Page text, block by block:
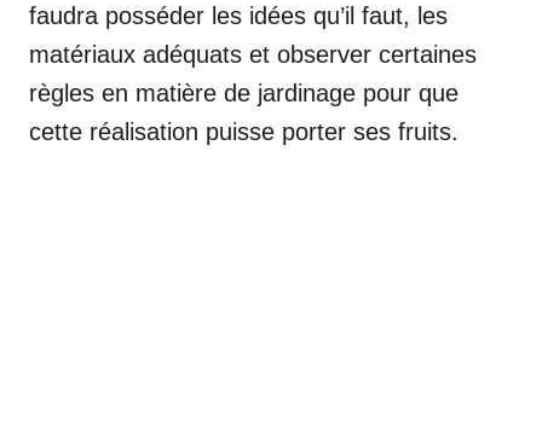
faudra posséder les idées qu’il faut, les
matériaux adéquats et observer certaines
règles en matière de jardinage pour que
cette réalisation puisse porter ses fruits.